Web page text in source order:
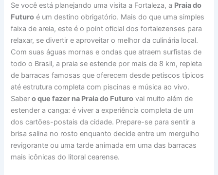
Se você está planejando uma visita a Fortaleza, a Praia do
Futuro é um destino obrigatório. Mais do que uma simples
faixa de areia, este é o point oficial dos fortalezenses para
relaxar, se divertir e aproveitar o melhor da culinária local.
Com suas águas mornas e ondas que atraem surfistas de
todo o Brasil, a praia se estende por mais de 8 km, repleta
de barracas famosas que oferecem desde petiscos típicos
até estrutura completa com piscinas e música ao vivo.
Sabero que fazer na Praia do Futuro vai muito além de
estender a canga: é viver a experiência completa de um
dos cartões-postais da cidade. Prepare-se para sentir a
brisa salina no rosto enquanto decide entre um mergulho
revigorante ou uma tarde animada em uma das barracas
mais icônicas do litoral cearense.